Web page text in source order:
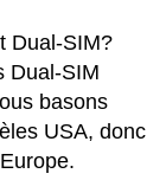
Dual-SIM?
Dual-SIM
basons
USA, donc